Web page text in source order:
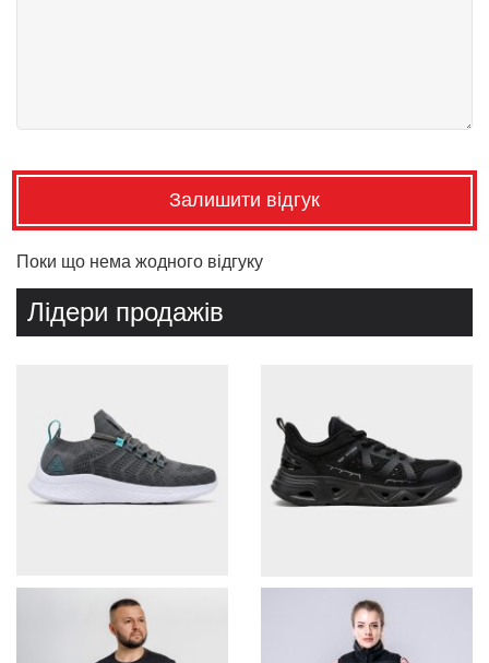
Залишити відгук
Поки що нема жодного відгуку
Лідери продажів